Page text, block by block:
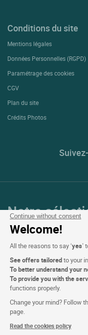
Continue without consent
Welcome!
All the reasons to say ‘yes’
See offers tailoredto your
To better understand your
To provide you with the
functions properly.
Change your mind? Follow
page.
Read the cookies policy
Conditions du site
Mentions légales
Données Personnelles (RGPD)
Paramétrage des cookies
CGV
Plan du site
Crédits Photos
Notre
et en Europe
Top Pays
Top Régions
Top Villes
Top Hotels